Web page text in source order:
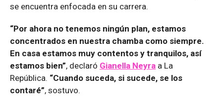
se encuentra enfocada en su carrera.
“Por ahora no tenemos ningún plan, estamos
concentrados en nuestra chamba como siempre.
En casa estamos muy contentos y tranquilos, así
estamos bien”, declaró Gianella Neyra a La
República. “Cuando suceda, si sucede, se los
contaré”, sostuvo.